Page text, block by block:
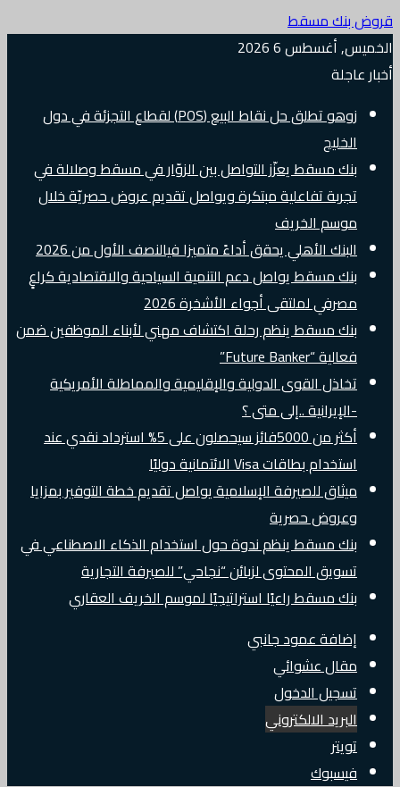
قروض بنك مسقط
الخميس, أغسطس 6 2026
أخبار عاجلة
زوهو تطلق حل نقاط البيع (POS) لقطاع التجزئة في دول
الخليج
بنك مسقط يعزّز التواصل بين الزوّار في مسقط وصلالة في
تجربة تفاعلية مبتكرة ويواصل تقديم عروض حصريّة خلال
موسم الخريف
البنك الأهلي يحقق أداءً متميزا فيالنصف الأول من 2026
بنك مسقط يواصل دعم التنمية السياحية والاقتصادية كراعٍ
مصرفي لملتقى أجواء الأشخرة 2026
بنك مسقط ينظم رحلة اكتشاف مهني لأبناء الموظفين ضمن
فعالية “Future Banker”
تخاذل القوى الدولية والإقليمية والمماطلة الأمريكية
-الإيرانية ..إلى متى ؟
أكثر من 5000فائز سيحصلون على 5% استرداد نقدي عند
استخدام بطاقات Visa الائتمانية دوليًا
ميثاق للصيرفة الإسلامية يواصل تقديم خطة التوفير بمزايا
وعروض حصرية
بنك مسقط ينظم ندوة حول استخدام الذكاء الاصطناعي في
تسويق المحتوى لزبائن “نجاحي” للصيرفة التجارية
بنك مسقط راعيًا استراتيجيًا لموسم الخريف العقاري
إضافة عمود جانبي
مقال عشوائي
تسجيل الدخول
البريد الالكتروني
تويتر
فيسبوك